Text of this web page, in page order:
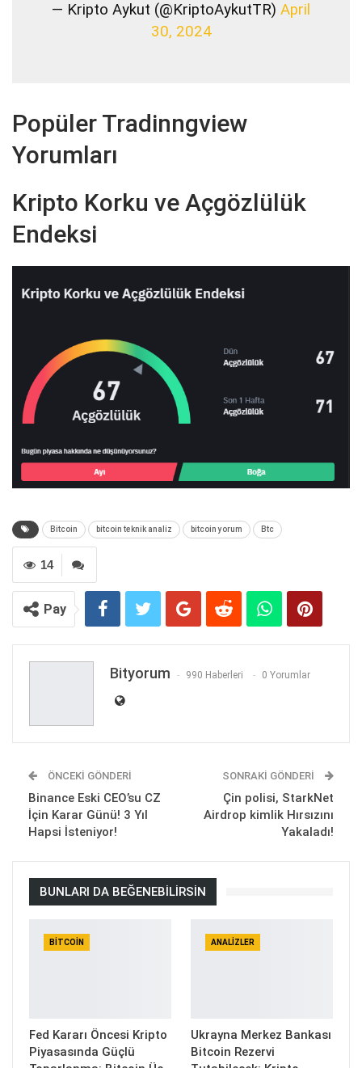
— Kripto Aykut (@KriptoAykutTR) April
30, 2024
Popüler Tradinngview
Yorumları
Kripto Korku ve Açgözlülük
Endeksi
Bitcoin bitcoin teknik analiz bitcoin yorum Btc
14
Pay
Bityorum 990 Haberleri 0 Yorumlar
ÖNCEKI GÖNDERI
Binance Eski CEO’su CZ
İçin Karar Günü! 3 Yıl
Hapsi İsteniyor!
SONRAKI GÖNDERI
Çin polisi, StarkNet
Airdrop kimlik Hırsızını
Yakaladı!
BUNLARI DA BEĞENEBILIRSIN
BITCOIN
Fed Kararı Öncesi Kripto
Piyasasında Güçlü
ANALIZLER
Ukrayna Merkez Bankası
Bitcoin Rezervi